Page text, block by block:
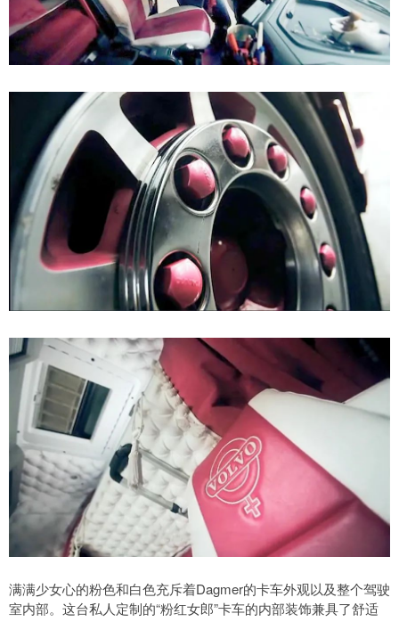
满满少女心的粉色和白色充斥着Dagmer的卡车外观以及整个驾驶
室内部。这台私人定制的“粉红女郎”卡车的内部装饰兼具了舒适